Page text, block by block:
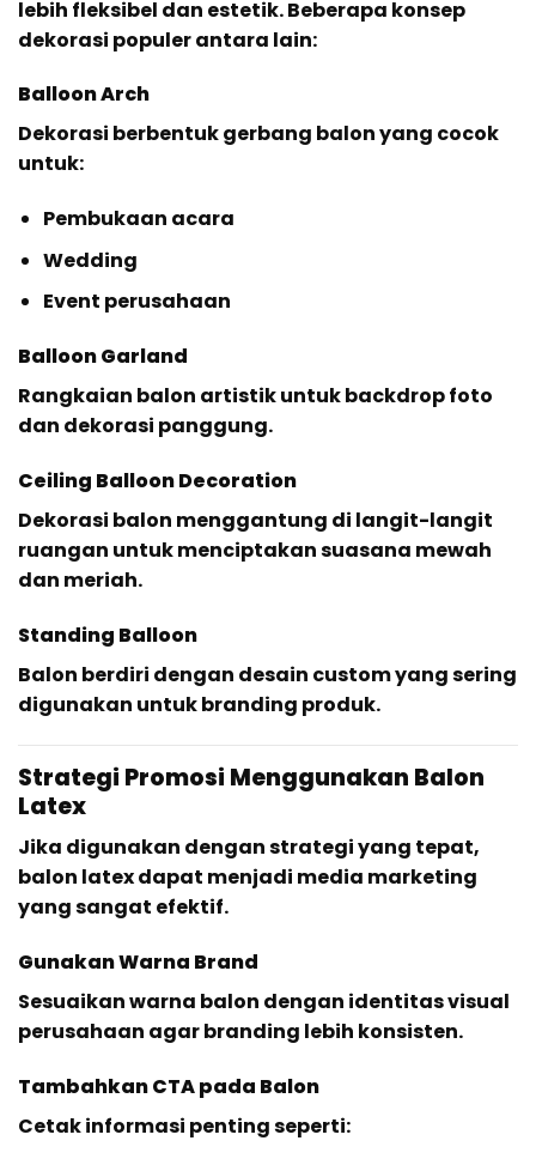
lebih fleksibel dan estetik. Beberapa konsep
dekorasi populer antara lain:
Balloon Arch
Dekorasi berbentuk gerbang balon yang cocok
untuk:
Pembukaan acara
Wedding
Event perusahaan
Balloon Garland
Rangkaian balon artistik untuk backdrop foto
dan dekorasi panggung.
Ceiling Balloon Decoration
Dekorasi balon menggantung di langit-langit
ruangan untuk menciptakan suasana mewah
dan meriah.
Standing Balloon
Balon berdiri dengan desain custom yang sering
digunakan untuk branding produk.
Strategi Promosi Menggunakan Balon
Latex
Jika digunakan dengan strategi yang tepat,
balon latex dapat menjadi media marketing
yang sangat efektif.
Gunakan Warna Brand
Sesuaikan warna balon dengan identitas visual
perusahaan agar branding lebih konsisten.
Tambahkan CTA pada Balon
Cetak informasi penting seperti: